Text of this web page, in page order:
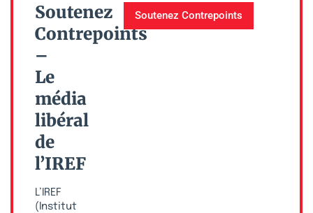
Soutenez
Contrepoints
–
Le
média
libéral
de
l’IREF
L’IREF
(Institut
Soutenez Contrepoints